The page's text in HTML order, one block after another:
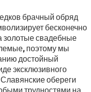
брачный обряд
бесконечно
золотые свадебные
поэтому мы
достойный
эксклюзивного
обереги
трудностями на